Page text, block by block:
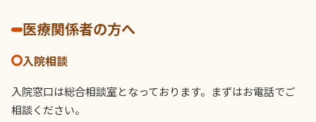
医療関係者の方へ
入院相談
入院窓口は総合相談室となっております。まずはお電話でご
相談ください。